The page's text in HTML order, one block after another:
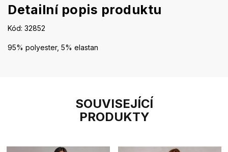
SOUVISEJÍCÍ
PRODUKTY
Detailní popis produktu
Kód: 32852
95% polyester, 5% elastan